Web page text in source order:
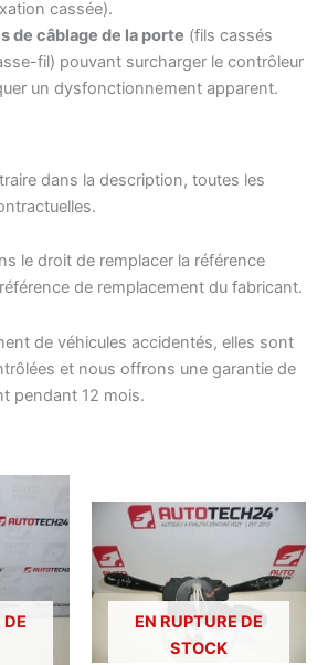
cassée).
de câblage de la porte (fils cassés
fil) pouvant surcharger le contrôleur
un dysfonctionnement apparent.
dans la description, toutes les
le droit de remplacer la référence
de remplacement du fabricant.
de véhicules accidentés, elles sont
et nous offrons une garantie de
pendant 12 mois.
DE
EN RUPTURE DE
STOCK